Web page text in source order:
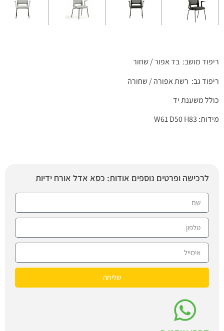
ריפוד מושב: בד אפור / שחור
ריפוד גב: רשת אפורה / שחורה
כולל משענת יד
מידות: W61 D50 H83
לרכישה ופרטים נוספים אודות: כסא אדל אורח ידיות
שליחה